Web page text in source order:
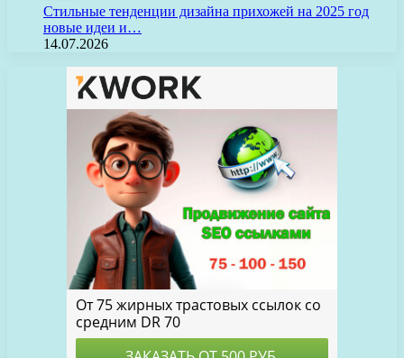
Стильные тенденции дизайна прихожей на 2025 год
новые идеи и…
14.07.2026